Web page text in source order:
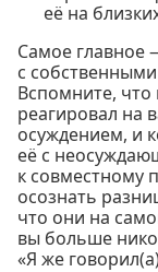
её на
Самое главное
с
Вспомните, что
реагировал на
осуждением, и
её с
к совместному
осознать
что они на
вы больше
«Я же